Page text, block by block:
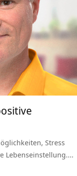
Stress
Lebenseinstellung.…